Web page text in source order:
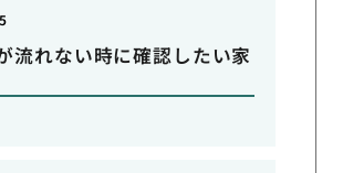
流れない時に確認したい家